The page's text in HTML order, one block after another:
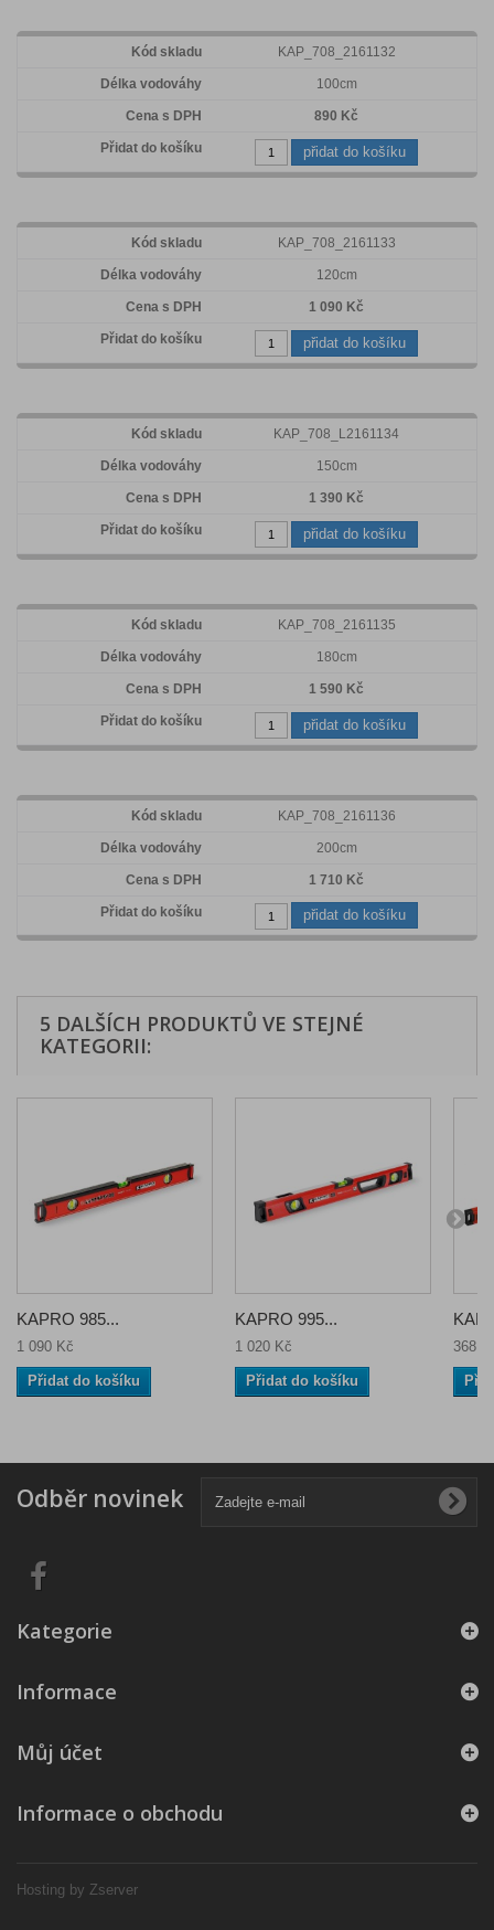
KAP_708_2161132
100cm
890 Kč
přidat do košíku
KAP_708_2161133
120cm
1 090 Kč
přidat do košíku
KAP_708_L2161134
150cm
1 390 Kč
přidat do košíku
KAP_708_2161135
180cm
1 590 Kč
přidat do košíku
KAP_708_2161136
200cm
1 710 Kč
přidat do košíku
5 DALŠÍCH PRODUKTŮ VE STEJNÉ
KATEGORII:
KAPRO 985...
1 090 Kč
Přidat do košíku
KAPRO 995...
1 020 Kč
Přidat do košíku
368
Odběr novinek
Kategorie
Informace
Hosting by Zserver
Můj účet
Informace o obchodu